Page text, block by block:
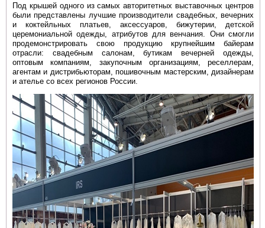
Под крышей одного из самых авторитетных выставочных центров
были представлены лучшие производители свадебных, вечерних
и коктейльных платьев, аксессуаров, бижутерии, детской
церемониальной одежды, атрибутов для венчания. Они смогли
продемонстрировать свою продукциюкрупнейшим байерам
отрасли: свадебным салонам, бутикам вечерней одежды,
оптовым компаниям, закупочным организациям, реселлерам,
агентам и дистрибьюторам, пошивочным мастерским, дизайнерам
и ателье со всех регионов России.